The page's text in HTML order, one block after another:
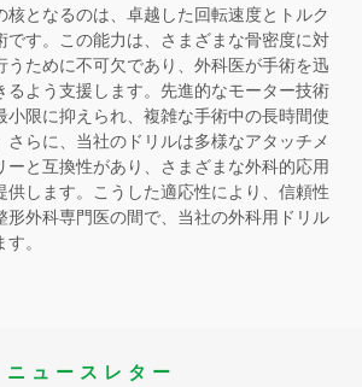
核となるのは、卓越した回転速度とトルク
です。この能力は、さまざまな骨密度に対
うために不可欠であり、外科医が手術を迅
るよう支援します。先進的なモーター技術
小限に抑えられ、複雑な手術中の長時間使
さらに、当社のドリルは多様なアタッチメ
ーと互換性があり、さまざまな外科的応用
供します。こうした適応性により、信頼性
形外科専門医の間で、当社の外科用ドリル
。
ニュースレター